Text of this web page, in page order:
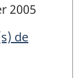
2005
de